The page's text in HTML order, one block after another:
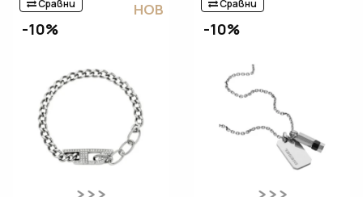
Сравни
-10%
НОВ Сравни
-10%